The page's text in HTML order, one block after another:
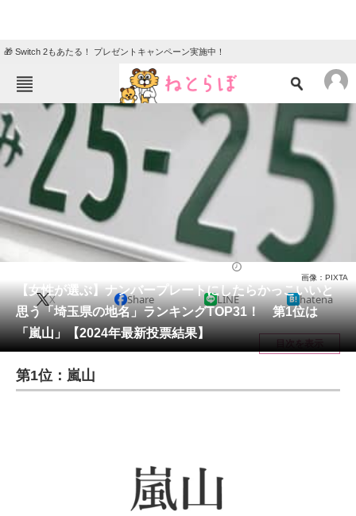
🎁 Switch 2もあたる！ プレゼントキャンペーン実施中！
ねとらぼメニュー
TOP
エンタメ クイズ
グルメ 地域
住まい 教育・育児
リサーチ
会員記事
メディア
注目記事を集めた総合ページ
ITの今と未来を見通す
好きが集まる 比べて選べる
【女性が選ぶ】ナンバープレートにしたらかっこいいと
思う「埼玉県の地名」ランキングTOP31！ 第1位は
「嵐山」【2024年最新投票結果】
画像：PIXTA
X Share LINE hatena
目次を表示
第1位：嵐山